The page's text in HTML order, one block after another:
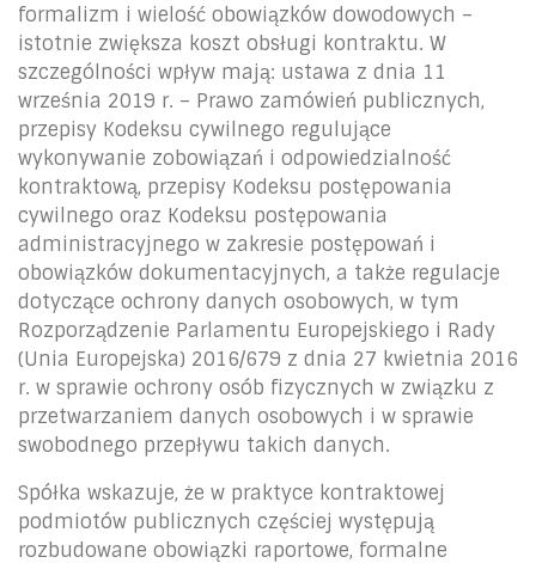
formalizm i wielość obowiązków dowodowych –
istotnie zwiększa koszt obsługi kontraktu. W
szczególności wpływ mają: ustawa z dnia 11
września 2019 r. – Prawo zamówień publicznych,
przepisy Kodeksu cywilnego regulujące
wykonywanie zobowiązań i odpowiedzialność
kontraktową, przepisy Kodeksu postępowania
cywilnego oraz Kodeksu postępowania
administracyjnego w zakresie postępowań i
obowiązków dokumentacyjnych, a także regulacje
dotyczące ochrony danych osobowych, w tym
Rozporządzenie Parlamentu Europejskiego i Rady
(Unia Europejska) 2016/679 z dnia 27 kwietnia 2016
r. w sprawie ochrony osób fizycznych w związku z
przetwarzaniem danych osobowych i w sprawie
swobodnego przepływu takich danych.
Spółka wskazuje, że w praktyce kontraktowej
podmiotów publicznych częściej występują
rozbudowane obowiązki raportowe, formalne